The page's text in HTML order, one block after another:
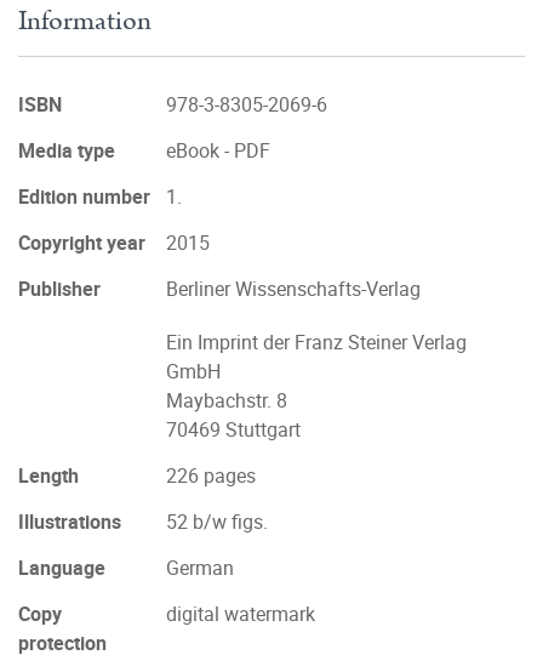
Information
ISBN
978-3-8305-2069-6
Media type
eBook - PDF
Edition number
1.
Copyright year
2015
Publisher
Berliner Wissenschafts-Verlag
Ein Imprint der Franz Steiner Verlag
GmbH
Maybachstr. 8
70469 Stuttgart
Length
226 pages
Illustrations
52 b/w figs.
Language
German
Copy
protection
digital watermark